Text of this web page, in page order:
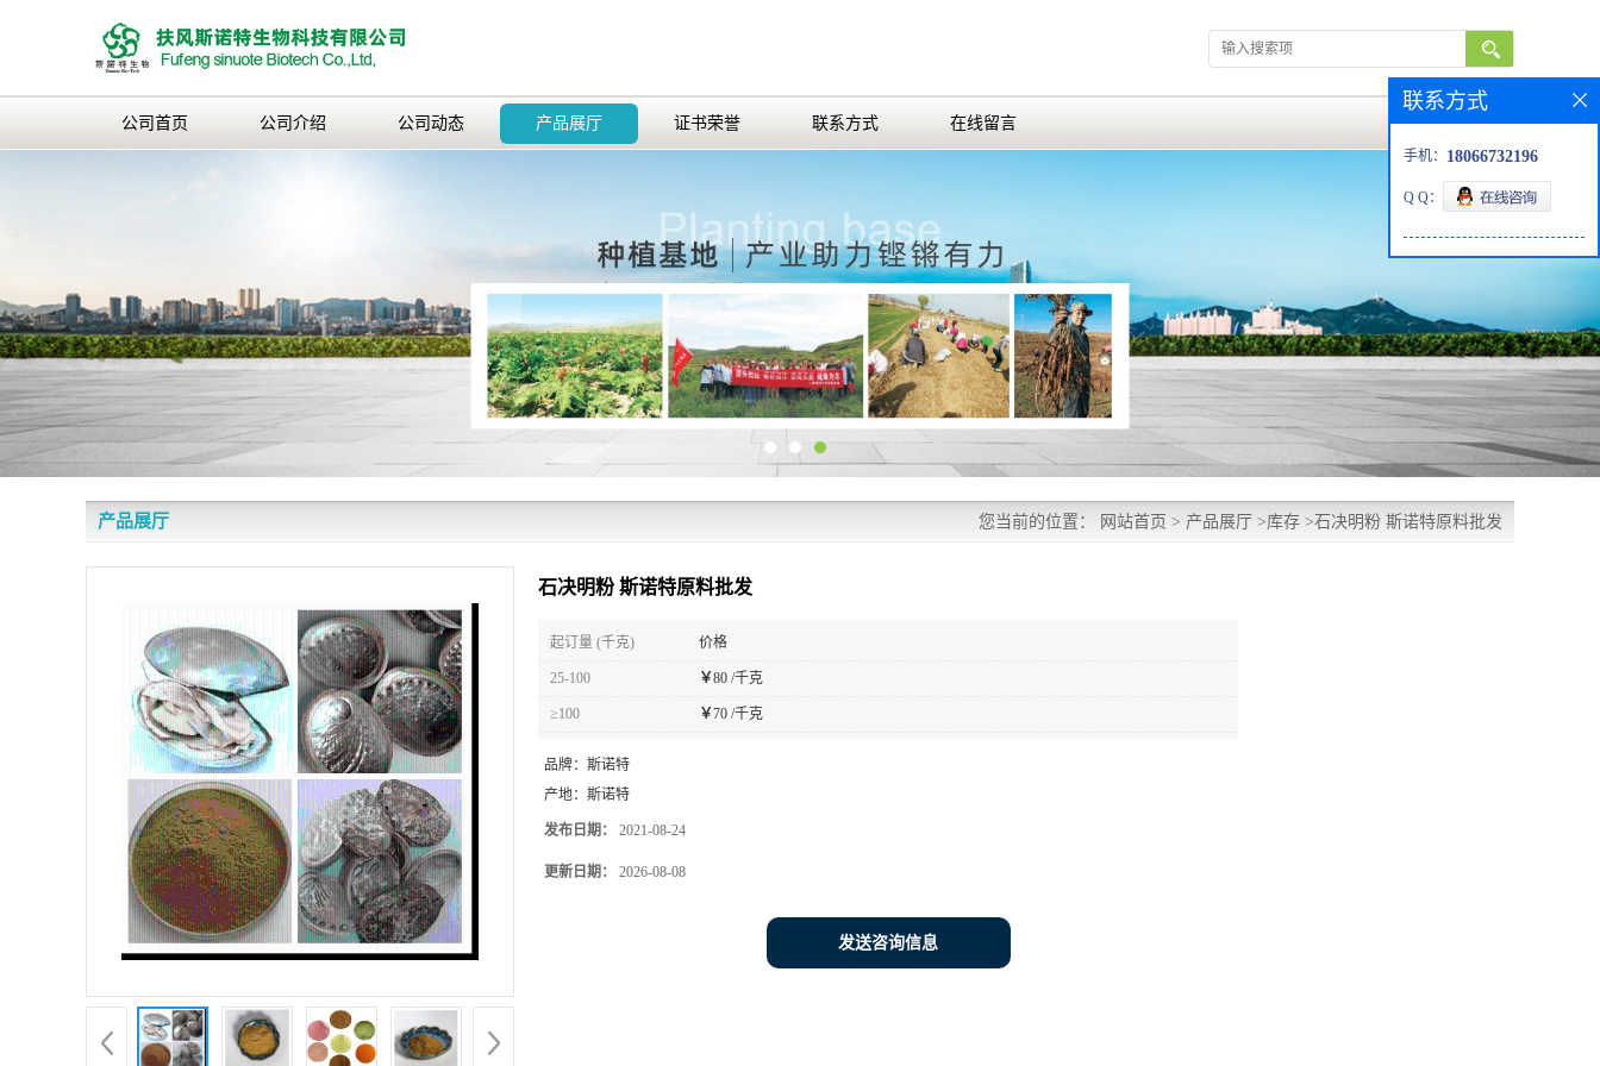
公司首页 公司介绍 公司动态 产品展厅 证书荣誉 联系方式 在线留言
产品展厅 您当前的位置： 网站首页 > 产品展厅 >库存 >石决明粉 斯诺特原料批发
石决明粉 斯诺特原料批发
起订量 (千克) 价格
25-100 ￥80 /千克
≥100 ￥70 /千克
品牌： 斯诺特
产地： 斯诺特
发布日期： 2021-08-24
更新日期： 2026-08-08
发送咨询信息
联系方式
手机： 18066732196
Q Q：